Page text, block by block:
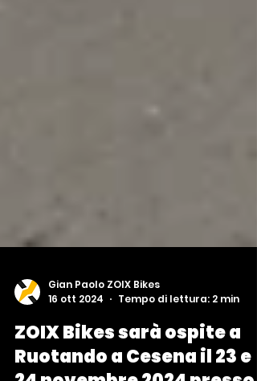
Gian Paolo ZOIX Bikes
16 ott 2024
Tempo di lettura: 2 min